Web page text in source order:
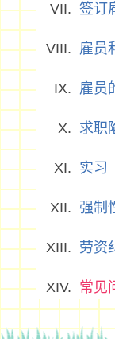
签订
雇员
雇员
求职
实习
强制
劳资
常见